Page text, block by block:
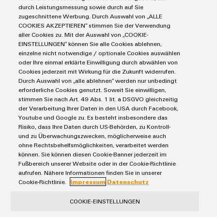
Reihenklemmen
Stromversorgungen
Single Pair Ethernet
Smart Metering
SNAP IN Anschlusstechnologie
Workplace Solutions
Connectivity Consulting
eShop / Digitale Bestellmöglichkeiten
Engineering-Daten
PCB Connector Services
Support Center
Technische Produktkataloge
Weidmüller Configurator
Industrien
Datencenter
Gerätehersteller
Maschinenbau
Photovoltaik
Wasserstoff
Weidmüller Industry Match
Windenergie
Impressum
Einkaufs- /Lieferanteninformationen
Datenschutzerklärung
Cookie Richtlinie
Cookie Einstellungen
Weidmüller GmbH & Co KG
Klingenbergstraße 26
32758 Detmold
Tel.: +49 5231 14-280
durch Leistungsmessung sowie durch auf Sie
zugeschnittene Werbung. Durch Auswahl von „ALLE
COOKIES AKZEPTIEREN“ stimmen Sie der Verwendung
aller Cookies zu. Mit der Auswahl von „COOKIE-
EINSTELLUNGEN“ können Sie alle Cookies ablehnen,
einzelne nicht notwendige / optionale Cookies auswählen
oder Ihre einmal erklärte Einwilligung durch abwählen von
Cookies jederzeit mit Wirkung für die Zukunft widerrufen.
Durch Auswahl von „alle ablehnen“ werden nur unbedingt
erforderliche Cookies genutzt. Soweit Sie einwilligen,
stimmen Sie nach Art. 49 Abs. 1 lit. a DSGVO gleichzeitig
der Verarbeitung Ihrer Daten in den USA durch Facebook,
Youtube und Google zu. Es besteht insbesondere das
Risiko, dass Ihre Daten durch US-Behörden, zu Kontroll-
und zu Überwachungszwecken, möglicherweise auch
ohne Rechtsbehelfsmöglichkeiten, verarbeitet werden
können. Sie können diesen Cookie-Banner jederzeit im
Fußbereich unserer Website oder in der Cookie-Richtlinie
aufrufen. Nähere Informationen finden Sie in unserer
Cookie-Richtlinie.
Impressum Datenschutz
COOKIE-EINSTELLUNGEN